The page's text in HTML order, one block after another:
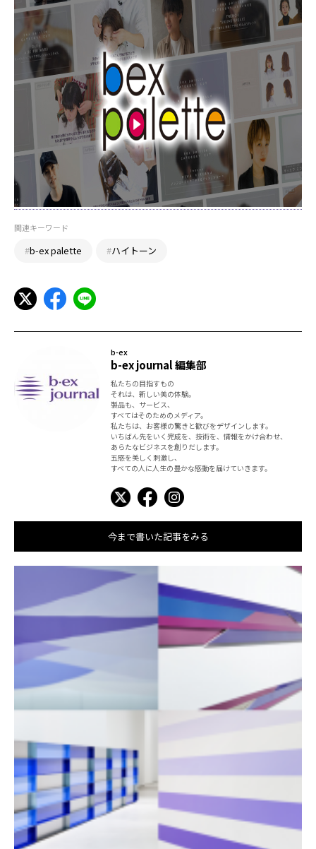
関連キーワード
#b-ex palette #ハイトーン
b-ex
b-ex journal 編集部
私たちの目指すもの
それは、新しい美の体験。
製品も、サービス、
すべてはそのためのメディア。
私たちは、お客様の驚きと歓びをデザインします。
いちばん先をいく完成を、技術を、情報をかけ合わせ、
あらたなビジネスを創りだします。
五感を美しく刺激し、
すべての人に人生の豊かな感動を届けていきます。
今まで書いた記事をみる